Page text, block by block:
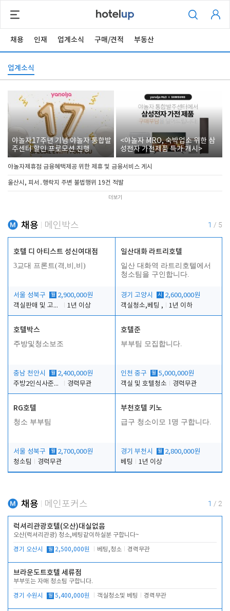
채용 인재 업계소식 구매/견적 부동산
업계소식
야놀자17주년 기념 야놀자 통합발
주센터 할인 프로모션 진행
<야놀자 MRO, 숙박업소 위한 삼
성전자 가전제품 특가 개시>
야놀자제휴점 금융혜택제공 위한 제휴 및 금융서비스 게시
울산시, 피서․행락지 주변 불법행위 19건 적발
더보기
채용 메인박스 1 / 5
호텔 디 아티스트 성신여대점
3교대 프론트(격,비,비)
서울 성북구 월 2,900,000원
객실판매 및 고객응대
1년 이상
일산대화 라트리호텔
일산 대화역 라트리호텔에서
청소팀을 구인합니다.
경기 고양시 시
2,600,000원
객실청소,베팅 ,
1년 이하
호텔박스
주방및청소보조
충남 천안시 월 2,400,000원
주방2인식사준비및청소린렌보조
경력무관
호텔준
부부팀 모집합니다.
인천 중구 월 5,000,000원
객실 및 호텔청소
경력무관
RG호텔
청소 부부팀
서울 성북구 월 2,700,000원
청소팀
경력무관
부천호텔 키노
급구 청소이모 1명 구합니다.
경기 부천시 월 2,800,000원
베팅
1년 이상
채용 메인포커스 1 / 2
럭셔리관광호텔(오산)대실없음
오산(럭셔리관광) 청소,베팅같이하실분 구합니다~
경기 오산시 월 2,500,000원 베팅,청소 경력무관
브라운도트호텔 세류점
부부또는 자매 청소팀 구합니다.
경기 수원시 월 5,400,000원 객실청소및 베팅 경력무관